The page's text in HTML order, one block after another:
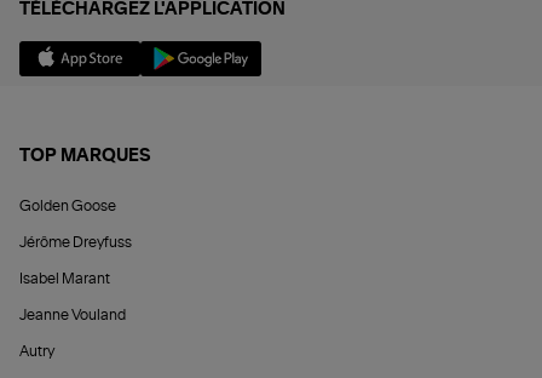
TÉLÉCHARGEZ L'APPLICATION
TOP MARQUES
Golden Goose
Jérôme Dreyfuss
Isabel Marant
Jeanne Vouland
Autry